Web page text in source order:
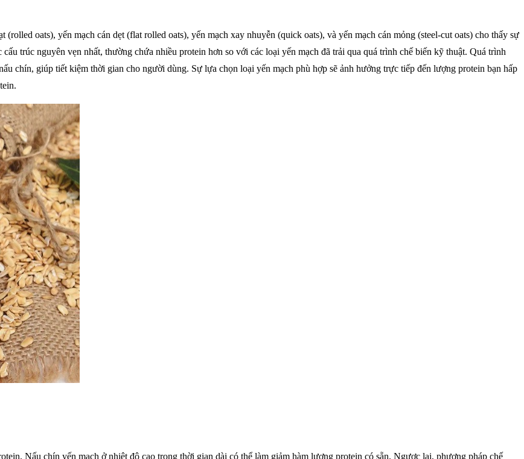
oats), yến mạch cán dẹt (flat rolled oats), yến mạch xay nhuyễn (quick oats), và yến mạch cán mỏng (steel-cut oats) cho thấy sự
trúc nguyên vẹn nhất, thường chứa nhiều protein hơn so với các loại yến mạch đã trải qua quá trình chế biến kỹ thuật. Quá trình
chín, giúp tiết kiệm thời gian cho người dùng. Sự lựa chọn loại yến mạch phù hợp sẽ ảnh hưởng trực tiếp đến lượng protein bạn hấp
Nấu chín yến mạch ở nhiệt độ cao trong thời gian dài có thể làm giảm hàm lượng protein có sẵn. Ngược lại, phương pháp chế